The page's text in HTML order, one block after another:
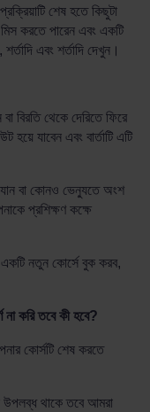
শেষ হতে কিছুটা
করতে পারেন এবং একটি
এবং শর্তাদি দেখুন।
বিরতি থেকে দেরিতে ফিরে
যাবেন এবং বার্তাটি এটি
বা কোনও ভেন্যুতে অংশ
প্রশিক্ষণ কক্ষে
নতুন কোর্সে বুক করব,
না করি তবে কী হবে?
কোর্সটি শেষ করতে
উপলব্ধ থাকে তবে আমরা